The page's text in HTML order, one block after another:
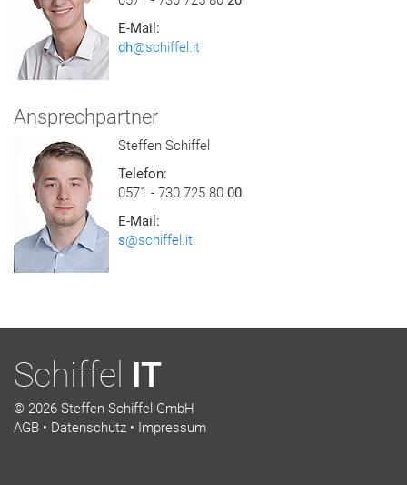
E-Mail:
dh@schiffel.it
Ansprechpartner
Steffen Schiffel
Telefon:
0571 - 730 725 80 00
E-Mail:
s@schiffel.it
Schiffel IT
© 2026 Steffen Schiffel GmbH
AGB
Datenschutz Impressum